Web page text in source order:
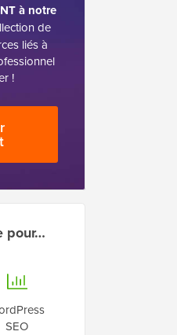
à notre
de
liés à
!
pour…
SEO